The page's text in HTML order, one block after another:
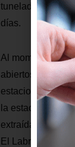
tuneladoras, La
días.
Al momento la
abiertos. El
estaciones y en
la estación La
extraída,
El Labrador.